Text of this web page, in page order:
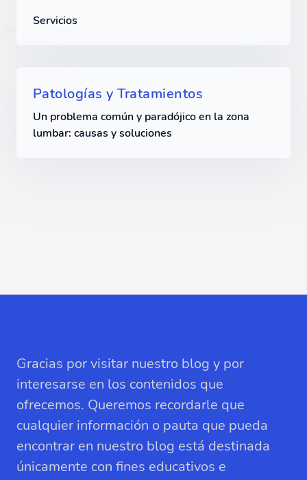
Servicios
Patologías y Tratamientos
Un problema común y paradójico en la zona
lumbar: causas y soluciones
Gracias por visitar nuestro blog y por
interesarse en los contenidos que
ofrecemos. Queremos recordarle que
cualquier información o pauta que pueda
encontrar en nuestro blog está destinada
únicamente con fines educativos e